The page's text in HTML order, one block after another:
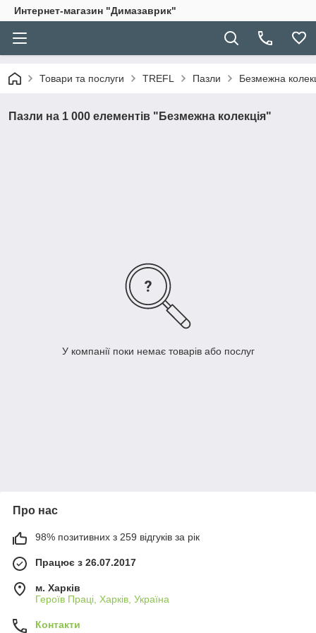
Интернет-магазин "Димазаврик"
Товари та послуги TREFL Пазли Безмежна
Пазли на 1 000 елементів "Безмежна колекція"
У компанії поки немає товарів або послуг
Про нас
98% позитивних з 259 відгуків за рік
Працює з 26.07.2017
м. Харків
Героїв Праці, Харків, Україна
Контакти